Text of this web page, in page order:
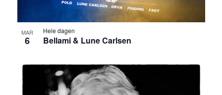
MAR
6
Hele dagen
Bellami & Lune Carlsen